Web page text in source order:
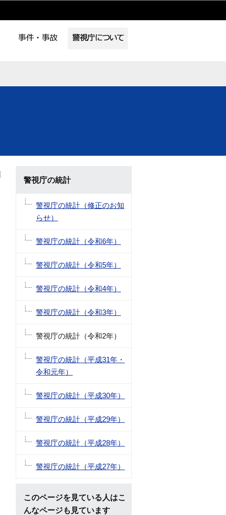
警視庁の統計
警視庁の統計（修正のお知
らせ）
警視庁の統計（令和6年）
警視庁の統計（令和5年）
警視庁の統計（令和4年）
警視庁の統計（令和3年）
警視庁の統計（令和2年）
警視庁の統計（平成31年・
令和元年）
警視庁の統計（平成30年）
警視庁の統計（平成29年）
警視庁の統計（平成28年）
警視庁の統計（平成27年）
このページを見ている人はこ
んなページも見ています